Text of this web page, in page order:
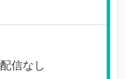
配信なし